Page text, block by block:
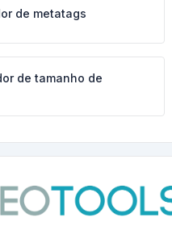
de metatags
de tamanho de